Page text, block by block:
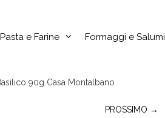
e Farine Formaggi e Salumi
90g Casa Montalbano
PROSSIMO →